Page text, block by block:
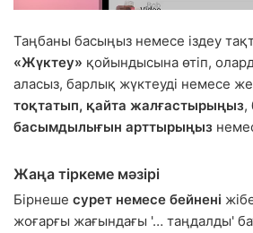
Таңбаны басыңыз немесе іздеу
«Жүктеу» қойындысына өтіп,
аласыз, барлық жүктеуді немесе
тоқтатып, қайта жалғастырыңыз,
басымдылығын арттырыңыз
Жаңа тіркеме мәзірі
Бірнеше сурет немесе бейнені
жоғарғы жағындағы '… таңдалды'